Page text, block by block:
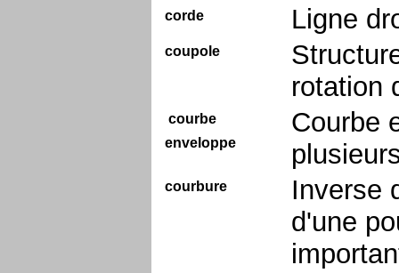
corde Ligne
coupole
rotation
courbe
enveloppe
Courbe
courbure
Inverse
d'une